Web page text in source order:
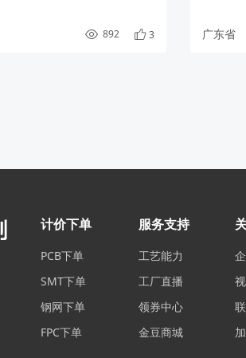
892 3 广东省
计价下单
PCB下单
SMT下单
钢网下单
FPC下单
服务支持
工艺能力
工厂直播
领券中心
金豆商城